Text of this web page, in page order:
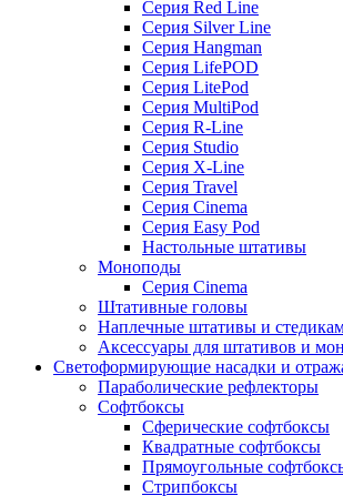
Серия Red Line
Серия Silver Line
Серия Hangman
Серия LifePOD
Серия LitePod
Серия MultiPod
Серия R-Line
Серия Studio
Серия X-Line
Серия Travel
Серия Cinema
Серия Easy Pod
Настольные штативы
Моноподы
Серия Cinema
Штативные головы
Наплечные штативы и
Аксессуары для штативов и
Светоформирующие насадки и
Параболические рефлекторы
Софтбоксы
Сферические софтбоксы
Квадратные софтбоксы
Прямоугольные
Стрипбоксы